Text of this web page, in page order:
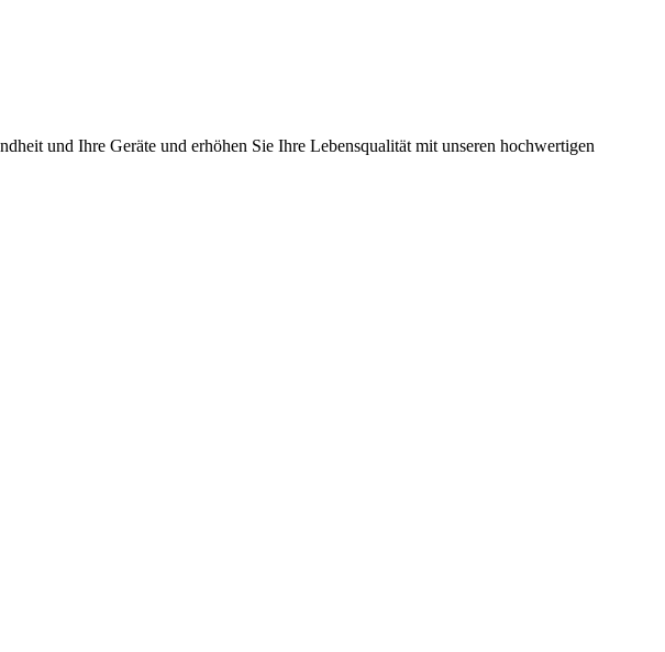
und Ihre Geräte und erhöhen Sie Ihre Lebensqualität mit unseren hochwertigen